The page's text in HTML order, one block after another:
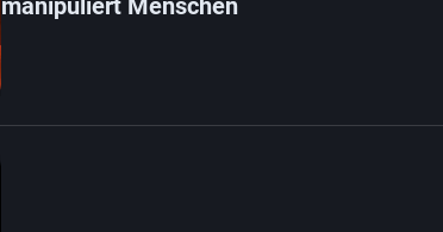
manipuliert Menschen